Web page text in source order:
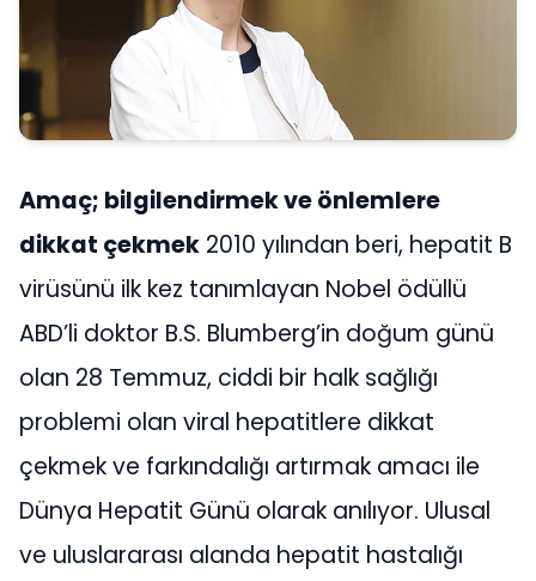
Amaç; bilgilendirmek ve önlemlere
dikkat çekmek 2010 yılından beri, hepatit B
virüsünü ilk kez tanımlayan Nobel ödüllü
ABD’li doktor B.S. Blumberg’in doğum günü
olan 28 Temmuz, ciddi bir halk sağlığı
problemi olan viral hepatitlere dikkat
çekmek ve farkındalığı artırmak amacı ile
Dünya Hepatit Günü olarak anılıyor. Ulusal
ve uluslararası alanda hepatit hastalığı